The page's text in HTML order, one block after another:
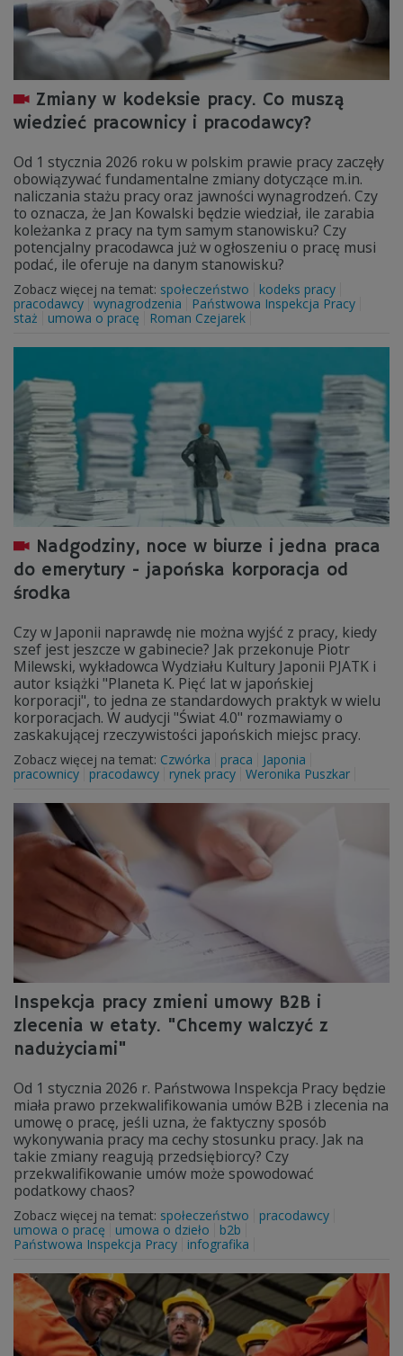
Zmiany w kodeksie pracy. Co muszą
wiedzieć pracownicy i pracodawcy?
Od 1 stycznia 2026 roku w polskim prawie pracy zaczęły
obowiązywać fundamentalne zmiany dotyczące m.in.
naliczania stażu pracy oraz jawności wynagrodzeń. Czy
to oznacza, że Jan Kowalski będzie wiedział, ile zarabia
koleżanka z pracy na tym samym stanowisku? Czy
potencjalny pracodawca już w ogłoszeniu o pracę musi
podać, ile oferuje na danym stanowisku?
Zobacz więcej na temat: społeczeństwo
kodeks pracy
pracodawcy wynagrodzenia
Państwowa Inspekcja Pracy
staż
umowa o pracę Roman Czejarek
Nadgodziny, noce w biurze i jedna praca
do emerytury - japońska korporacja od
środka
Czy w Japonii naprawdę nie można wyjść z pracy, kiedy
szef jest jeszcze w gabinecie? Jak przekonuje Piotr
Milewski, wykładowca Wydziału Kultury Japonii PJATK i
autor książki "Planeta K. Pięć lat w japońskiej
korporacji", to jedna ze standardowych praktyk w wielu
korporacjach. W audycji "Świat 4.0" rozmawiamy o
zaskakującej rzeczywistości japońskich miejsc pracy.
Zobacz więcej na temat: Czwórka praca
Japonia
pracownicy
pracodawcy rynek pracy Weronika Puszkar
Inspekcja pracy zmieni umowy B2B i
zlecenia w etaty. "Chcemy walczyć z
nadużyciami"
Od 1 stycznia 2026 r. Państwowa Inspekcja Pracy będzie
miała prawo przekwalifikowania umów B2B i zlecenia na
umowę o pracę, jeśli uzna, że faktyczny sposób
wykonywania pracy ma cechy stosunku pracy. Jak na
takie zmiany reagują przedsiębiorcy? Czy
przekwalifikowanie umów może spowodować
podatkowy chaos?
Zobacz więcej na temat: społeczeństwo
pracodawcy
umowa o pracę
umowa o dzieło
b2b
Państwowa Inspekcja Pracy
infografika